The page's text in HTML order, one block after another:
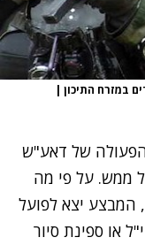
במזרח התיכון |
הפעולה של דאע"ש
ממש. על פי מה
המבצע יצא לפועל
או ספינת סיור